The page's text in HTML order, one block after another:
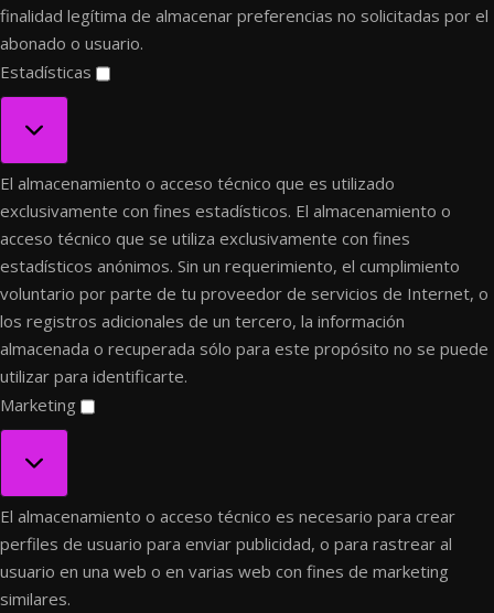
finalidad legítima de almacenar preferencias no solicitadas por el
abonado o usuario.
Estadísticas
Estadísticas
El almacenamiento o acceso técnico que es utilizado
exclusivamente con fines estadísticos. El almacenamiento o
acceso técnico que se utiliza exclusivamente con fines
estadísticos anónimos. Sin un requerimiento, el cumplimiento
voluntario por parte de tu proveedor de servicios de Internet, o
los registros adicionales de un tercero, la información
almacenada o recuperada sólo para este propósito no se puede
utilizar para identificarte.
Marketing
Marketing
El almacenamiento o acceso técnico es necesario para crear
perfiles de usuario para enviar publicidad, o para rastrear al
usuario en una web o en varias web con fines de marketing
similares.